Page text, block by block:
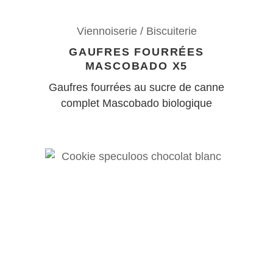
Viennoiserie / Biscuiterie
GAUFRES FOURRÉES
MASCOBADO X5
Gaufres fourrées au sucre de canne
complet Mascobado biologique